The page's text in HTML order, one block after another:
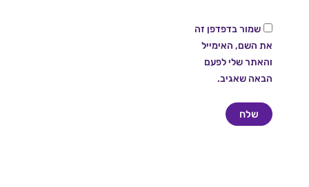
שמור בדפדפן זה
את השם, האימייל
והאתר שלי לפעם
הבאה שאגיב.